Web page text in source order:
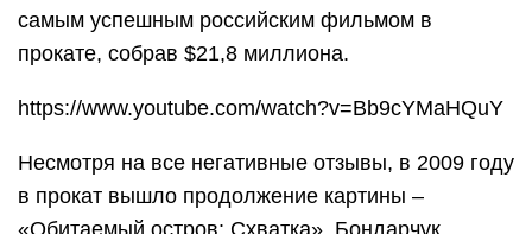
самым успешным российским фильмом в
прокате, собрав $21,8 миллиона.
https://www.youtube.com/watch?v=Bb9cYMaHQuY
Несмотря на все негативные отзывы, в 2009 году
в прокат вышло продолжение картины –
«Обитаемый остров: Схватка». Бондарчук